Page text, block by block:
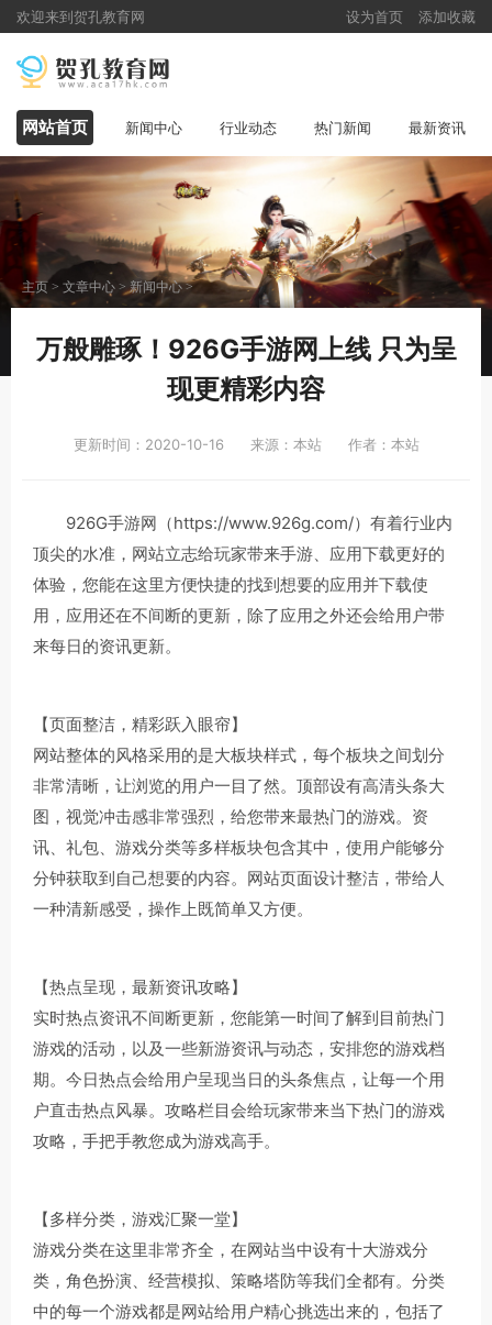
欢迎来到贺孔教育网 设为首页 添加收藏
网站首页 新闻中心 行业动态 热门新闻 最新资讯
主页 > 文章中心 >新闻中心>
万般雕琢！926G手游网上线 只为呈
现更精彩内容
更新时间：2020-10-16 来源：本站 作者：本站
926G手游网（https://www.926g.com/）有着行业内
顶尖的水准，网站立志给玩家带来手游、应用下载更好的
体验，您能在这里方便快捷的找到想要的应用并下载使
用，应用还在不间断的更新，除了应用之外还会给用户带
来每日的资讯更新。
【页面整洁，精彩跃入眼帘】
网站整体的风格采用的是大板块样式，每个板块之间划分
非常清晰，让浏览的用户一目了然。顶部设有高清头条大
图，视觉冲击感非常强烈，给您带来最热门的游戏。资
讯、礼包、游戏分类等多样板块包含其中，使用户能够分
分钟获取到自己想要的内容。网站页面设计整洁，带给人
一种清新感受，操作上既简单又方便。
【热点呈现，最新资讯攻略】
实时热点资讯不间断更新，您能第一时间了解到目前热门
游戏的活动，以及一些新游资讯与动态，安排您的游戏档
期。今日热点会给用户呈现当日的头条焦点，让每一个用
户直击热点风暴。攻略栏目会给玩家带来当下热门的游戏
攻略，手把手教您成为游戏高手。
【多样分类，游戏汇聚一堂】
游戏分类在这里非常齐全，在网站当中设有十大游戏分
类，角色扮演、经营模拟、策略塔防等我们全都有。分类
中的每一个游戏都是网站给用户精心挑选出来的，包括了